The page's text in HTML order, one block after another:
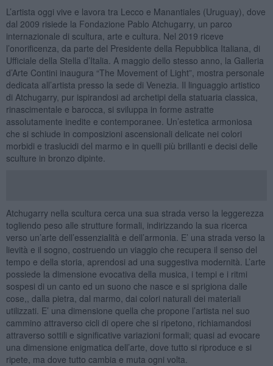
L’artista oggi vive e lavora tra Lecco e Manantiales (Uruguay), dove
dal 2009 risiede la Fondazione Pablo Atchugarry, un parco
internazionale di scultura, arte e cultura. Nel 2019 riceve
l’onorificenza, da parte del Presidente della Repubblica Italiana, di
Ufficiale della Stella d’Italia. A maggio dello stesso anno, la Galleria
d’Arte Contini inaugura “The Movement of Light”, mostra personale
dedicata all’artista presso la sede di Venezia. Il linguaggio artistico
di Atchugarry, pur ispirandosi ad archetipi della statuaria classica,
rinascimentale e barocca, si sviluppa in forme astratte
assolutamente inedite e contemporanee. Un’estetica armoniosa
che si schiude in composizioni ascensionali delicate nei colori
morbidi e traslucidi del marmo e in quelli più brillanti e decisi delle
sculture in bronzo dipinte.
Atchugarry nella scultura cerca una sua strada verso la leggerezza
togliendo peso alle strutture formali, indirizzando la sua ricerca
verso un’arte dell’essenzialità e dell’armonia. E’ una strada verso la
lievità e il sogno, costruendo un viaggio che recupera il senso del
tempo e della storia, aprendosi ad una suggestiva modernità. L’arte
possiede la dimensione evocativa della musica, i tempi e i ritmi
sospesi di un canto ed un suono che nasce e si sprigiona dalle
cose,, dalla pietra, dal marmo, dai colori naturali dei materiali
utilizzati. E’ una dimensione quella che propone l’artista nel suo
cammino attraverso cicli di opere che si ripetono, richiamandosi
attraverso sottili e significative variazioni formali; quasi ad evocare
una dimensione enigmatica dell’arte, dove tutto si riproduce e si
ripete, ma dove tutto cambia e muta ogni volta.